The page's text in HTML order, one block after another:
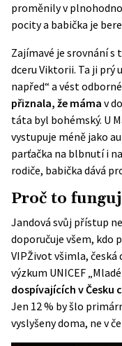
proměnily v
pocity a babička je
Zajímavé je srovnání s
dceru Viktorii. Ta ji
napřed“ a vést
přiznala, že máma v
táta byl bohémský. U
vystupuje méně jako
parťačka na blbnutí i
rodiče, babička dává
Proč to
Jandová svůj přístup
doporučuje všem, kdo
VIPŽivot všimla, česká
výzkum UNICEF
dospívajících v Česku
Jen 12 % by šlo
vyslyšeny doma, ne v